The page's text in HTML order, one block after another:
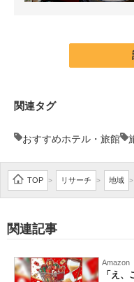
関連タグ
おすすめホテル・旅館
TOP > リサーチ > 地域 >
関連記事
Amazon
「え